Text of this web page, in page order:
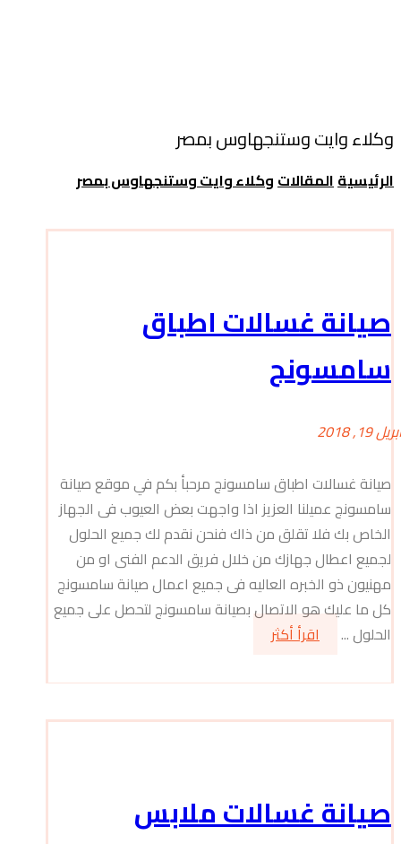
وكلاء وايت وستنجهاوس بمصر
الرئيسيةالمقالاتوكلاء وايت وستنجهاوس بمصر
صيانة غسالات اطباق
سامسونج
أبريل 19, 2018
صيانة غسالات اطباق سامسونج مرحبأ بكم في موقع صيانة
سامسونج عميلنا العزيز اذا واجهت بعض العيوب فى الجهاز
الخاص بك فلا تقلق من ذاك فنحن نقدم لك جميع الحلول
لجميع اعطال جهازك من خلال فريق الدعم الفنى او من
مهنيون ذو الخبره العاليه فى جميع اعمال صيانة سامسونج
كل ما عليك هو الاتصال بصيانة سامسونج لتحصل على جميع
الحلول ...
اقرأ أكثر
صيانة غسالات ملابس